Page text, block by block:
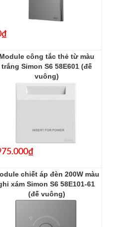
Module công tắc thẻ từ màu
trắng Simon S6 58E601 (đế
vuông)
chiết áp đèn 200W màu
xám Simon S6 58E101-61
(đế vuông)